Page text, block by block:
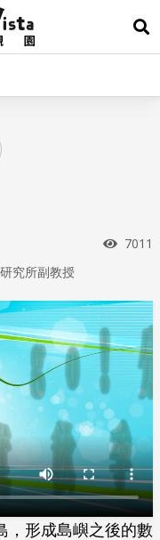
展
瀏覽
7011
究所副教授
，形成島嶼之後的數